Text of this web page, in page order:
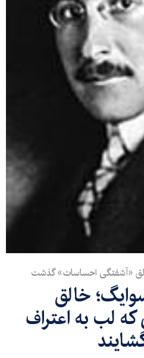
«آشفتگی احساسات» گذشت
خالق
لب به اعتراف